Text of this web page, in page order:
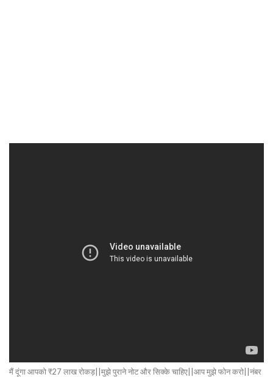
मैं दूंगा आपको ₹27 लाख रोकड़||मुझे पुराने नोट और सिक्के चाहिए||आप मुझे फोन करो||नंबर